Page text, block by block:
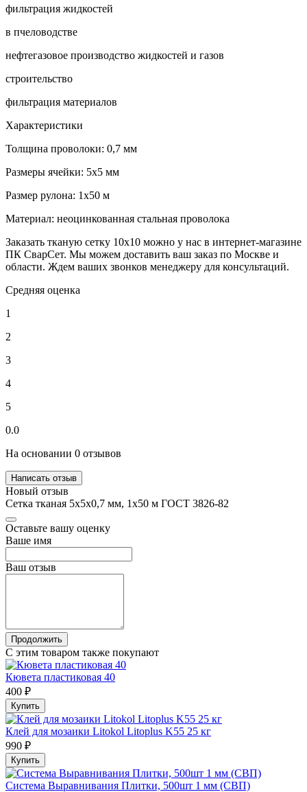
фильтрация жидкостей
в пчеловодстве
нефтегазовое производство жидкостей и газов
строительство
фильтрация материалов
Характеристики
Толщина проволоки: 0,7 мм
Размеры ячейки: 5х5 мм
Размер рулона: 1х50 м
Материал: неоцинкованная стальная проволока
Заказать тканую сетку 10х10 можно у нас в интернет-магазине
ПК СварСет. Мы можем доставить ваш заказ по Москве и
области. Ждем ваших звонков менеджеру для консультаций.
Средняя оценка
1
2
3
4
5
0.0
На основании 0 отзывов
Написать отзыв
Новый отзыв
Сетка тканая 5х5х0,7 мм, 1х50 м ГОСТ 3826-82
Оставьте вашу оценку
Ваше имя
Ваш отзыв
Продолжить
С этим товаром также покупают
Кювета пластиковая 40
400 ₽
Купить
Клей для мозаики Litokol Litoplus K55 25 кг
990 ₽
Купить
Система Выравнивания Плитки, 500шт 1 мм (СВП)